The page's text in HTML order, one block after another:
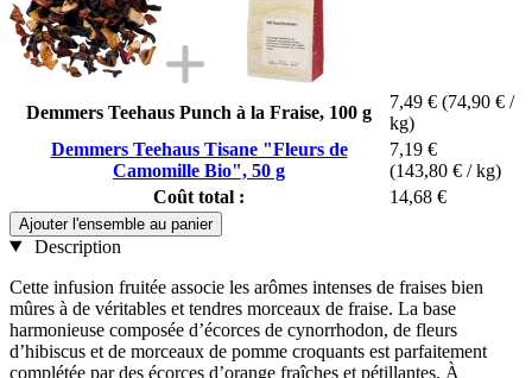
Demmers Teehaus Punch à la Fraise, 100 g
7,49 € (74,90 € /
kg)
Demmers Teehaus Tisane "Fleurs de
Camomille Bio", 50 g
7,19 €
(143,80 € / kg)
Coût total :
14,68 €
Ajouter l'ensemble au panier
Description
Cette infusion fruitée associe les arômes intenses de fraises bien
mûres à de véritables et tendres morceaux de fraise. La base
harmonieuse composée d’écorces de cynorrhodon, de fleurs
d’hibiscus et de morceaux de pomme croquants est parfaitement
complétée par des écorces d’orange fraîches et pétillantes. À